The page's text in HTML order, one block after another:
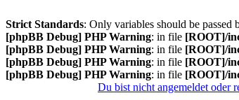
Strict Standards: Only variables should be passed
[phpBB Debug] PHP Warning: in file [ROOT]/
[phpBB Debug] PHP Warning: in file [ROOT]/
[phpBB Debug] PHP Warning: in file [ROOT]/
[phpBB Debug] PHP Warning: in file [ROOT]/
Du bist nicht angemeldet oder